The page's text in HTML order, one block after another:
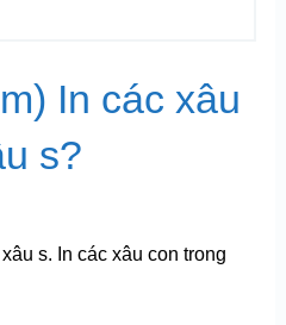
In các xâu
s?
s. In các xâu con trong